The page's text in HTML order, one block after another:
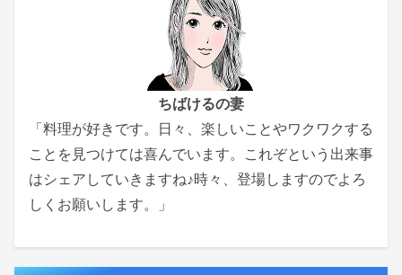
ちばけるの妻
「料理が好きです。日々、楽しいことやワクワクする
ことを見つけては喜んでいます。これぞという出来事
はシェアしていきますね♪時々、登場しますのでよろ
しくお願いします。」